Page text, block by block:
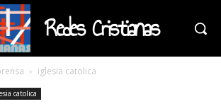
Redes Cristianas
iglesia catolica
catolica